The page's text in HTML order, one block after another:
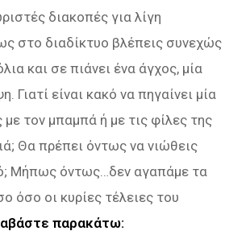
διακοπές για λίγη
στο διαδίκτυο βλέπεις συνεχώς
και σε πιάνει ένα άγχος, μία
Γιατί είναι κακό να πηγαίνει μία
τον μπαμπά ή με τις φίλες της
Θα πρέπει όντως να νιώθεις
Μήπως όντως…δεν αγαπάμε τα
όσο οι κυρίες τέλειες του
παρακάτω: